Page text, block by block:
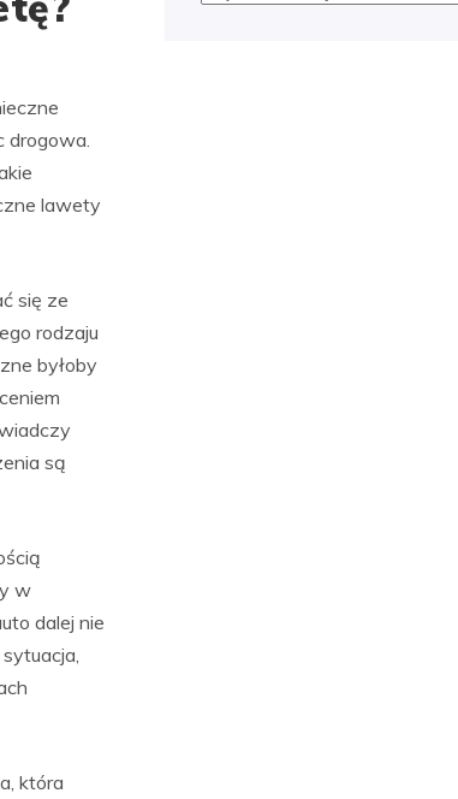
drogowa.
lawety
się ze
rodzaju
byłoby
są
w
dalej nie
która